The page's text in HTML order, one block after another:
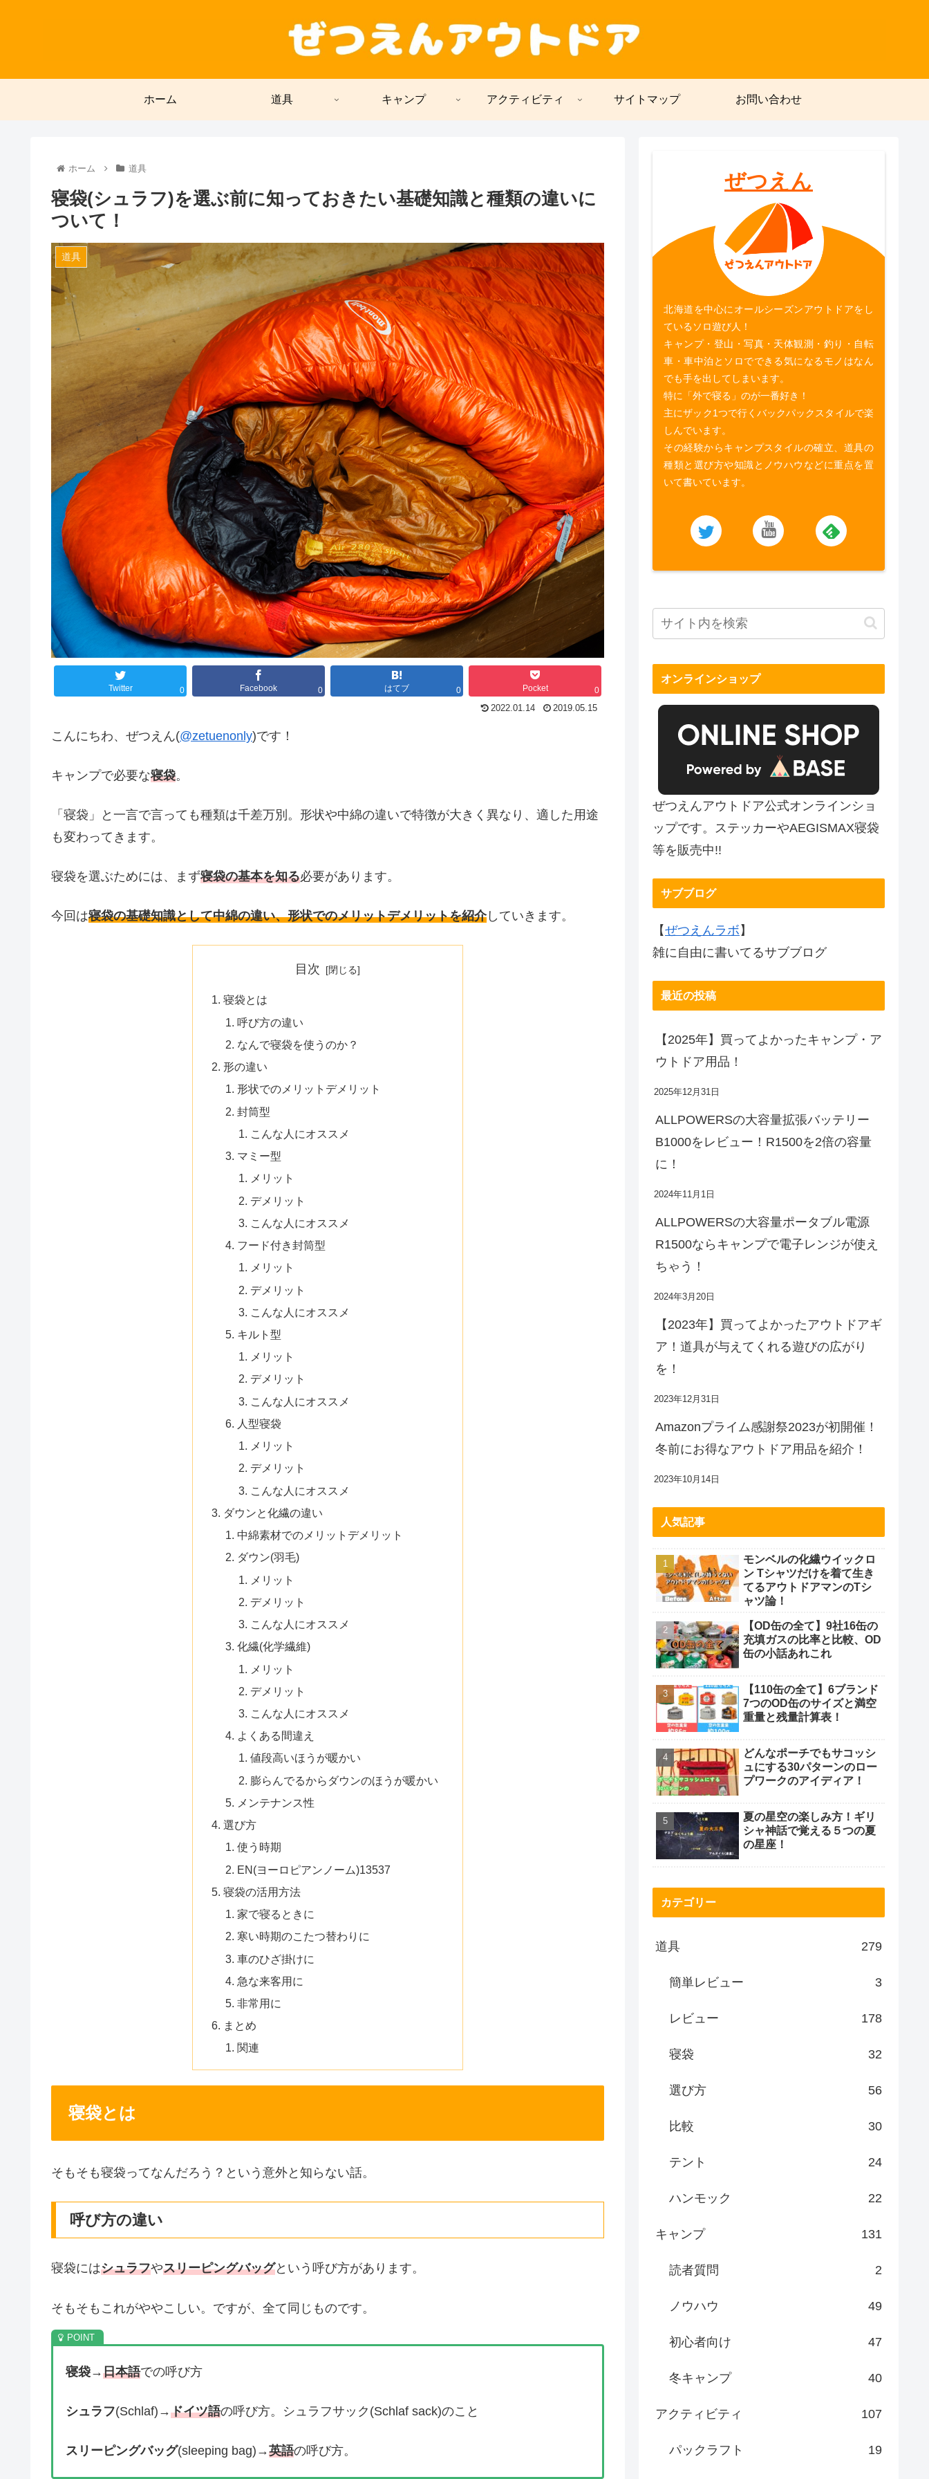
ホーム 道具 キャンプ アクティビティ サイトマップ お問い合わせ
ホーム 道具
寝袋(シュラフ)を選ぶ前に知っておきたい基礎知識と種類の違いに
ついて！
道具
Twitter 0 Facebook 0 はてブ 0 Pocket
0
2022.01.14
2019.05.15
こんにちわ、ぜつえん(@zetuenonly)です！
キャンプで必要な寝袋。
「寝袋」と一言で言っても種類は千差万別。形状や中綿の違いで特徴が大きく異なり、適した用途
も変わってきます。
寝袋を選ぶためには、まず寝袋の基本を知る必要があります。
今回は寝袋の基礎知識として中綿の違い、形状でのメリットデメリットを紹介していきます。
目次
寝袋とは
呼び方の違い
なんで寝袋を使うのか？
形の違い
形状でのメリットデメリット
封筒型
こんな人にオススメ
マミー型
メリット
デメリット
こんな人にオススメ
フード付き封筒型
メリット
デメリット
こんな人にオススメ
キルト型
メリット
デメリット
こんな人にオススメ
人型寝袋
メリット
デメリット
こんな人にオススメ
ダウンと化繊の違い
中綿素材でのメリットデメリット
ダウン(羽毛)
メリット
デメリット
こんな人にオススメ
化繊(化学繊維)
メリット
デメリット
こんな人にオススメ
よくある間違え
値段高いほうが暖かい
膨らんでるからダウンのほうが暖かい
メンテナンス性
選び方
使う時期
EN(ヨーロピアンノーム)13537
寝袋の活用方法
家で寝るときに
寒い時期のこたつ替わりに
車のひざ掛けに
急な来客用に
非常用に
まとめ
関連
寝袋とは
そもそも寝袋ってなんだろう？という意外と知らない話。
呼び方の違い
寝袋にはシュラフやスリーピングバッグという呼び方があります。
そもそもこれがややこしい。ですが、全て同じものです。
寝袋→日本語での呼び方
シュラフ(Schlaf)→ドイツ語の呼び方。シュラフサック(Schlaf sack)のこと
スリーピングバッグ(sleeping bag)→英語の呼び方。
ぜつえん
北海道を中心にオールシーズンアウトドアをし
ているソロ遊び人！
キャンプ・登山・写真・天体観測・釣り・自転
車・車中泊とソロでできる気になるモノはなん
でも手を出してしまいます。
特に「外で寝る」のが一番好き！
主にザック1つで行くバックパックスタイルで楽
しんでいます。
その経験からキャンプスタイルの確立、道具の
種類と選び方や知識とノウハウなどに重点を置
いて書いています。
オンラインショップ
ぜつえんアウトドア公式オンラインショ
ップです。ステッカーやAEGISMAX寝袋
等を販売中!!
サブブログ
【ぜつえんラボ 】
雑に自由に書いてるサブブログ
最近の投稿
【2025年】買ってよかったキャンプ・ア
ウトドア用品！
2025年12月31日
ALLPOWERSの大容量拡張バッテリー
B1000をレビュー！R1500を2倍の容量
に！
2024年11月1日
ALLPOWERSの大容量ポータブル電源
R1500ならキャンプで電子レンジが使え
ちゃう！
2024年3月20日
【2023年】買ってよかったアウトドアギ
ア！道具が与えてくれる遊びの広がり
を！
2023年12月31日
Amazonプライム感謝祭2023が初開催！
冬前にお得なアウトドア用品を紹介！
2023年10月14日
人気記事
モンベルの化繊ウイックロ
ン Tシャツだけを着て生き
てるアウトドアマンのTシ
ャツ論！
【OD缶の全て】9社16缶の
充填ガスの比率と比較、OD
缶の小話あれこれ
【110缶の全て】6ブランド
7つのOD缶のサイズと満空
重量と残量計算表！
どんなポーチでもサコッシ
ュにする30パターンのロー
プワークのアイディア！
夏の星空の楽しみ方！ギリ
シャ神話で覚える５つの夏
の星座！
カテゴリー
道具 279
簡単レビュー 3
レビュー 178
寝袋 32
選び方 56
比較 30
テント 24
ハンモック 22
キャンプ 131
読者質問 2
ノウハウ 49
初心者向け 47
冬キャンプ 40
アクティビティ 107
パックラフト 19